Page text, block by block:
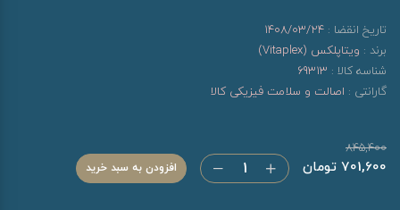
تاریخ انقضا : 1408/03/24
برند : ویتاپلکس (Vitaplex)
شناسه کالا : 69313
گارانتی : اصالت و سلامت فیزیکی کالا
701,600 تومان
845,400
افزودن به سبد خرید